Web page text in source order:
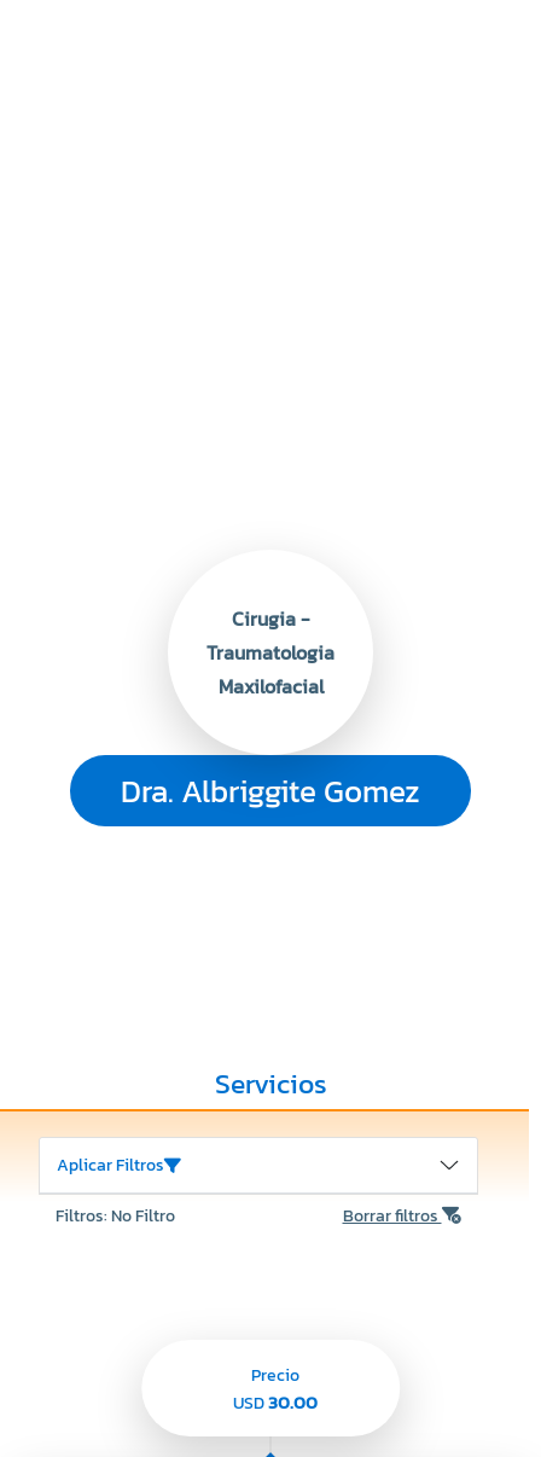
Dra. Albriggite Gomez
Cirugia -
Traumatologia
Maxilofacial
Servicios
Aplicar Filtros
Filtros: No Filtro Borrar filtros
Precio
USD30.00